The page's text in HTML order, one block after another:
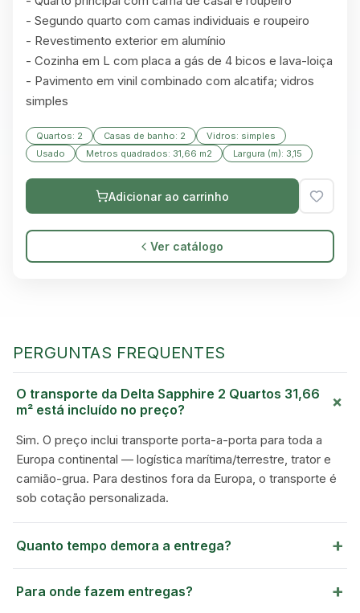
GREEN VILLAGE
MOBILE HOMES
- Segundo quarto com camas individuais e roupeiro
- Revestimento exterior em alumínio
- Cozinha em L com placa a gás de 4 bicos e lava-loiça
- Pavimento em vinil combinado com alcatifa; vidros
simples
Quartos: 2 Casas de banho: 2
Vidros: simples
Usado
Metros quadrados: 31,66 m2 Largura (m): 3,15
Adicionar ao carrinho
Ver catálogo
PERGUNTAS FREQUENTES
O transporte da Delta Sapphire 2 Quartos 31,66
m² está incluído no preço?
+
Sim. O preço inclui transporte porta-a-porta para toda a
Europa continental — logística marítima/terrestre, trator e
camião-grua. Para destinos fora da Europa, o transporte é
sob cotação personalizada.
Quanto tempo demora a entrega? +
Para onde fazem entregas? +